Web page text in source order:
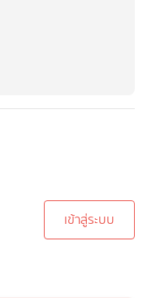
เข้าสู่ระบบ